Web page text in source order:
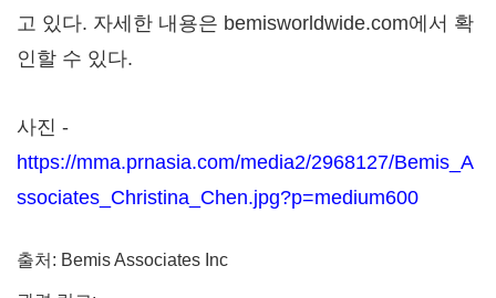
고 있다. 자세한 내용은 bemisworldwide.com에서 확
인할 수 있다.
사진 -
https://mma.prnasia.com/media2/2968127/Bemis_A
ssociates_Christina_Chen.jpg?p=medium600
출처: Bemis Associates Inc